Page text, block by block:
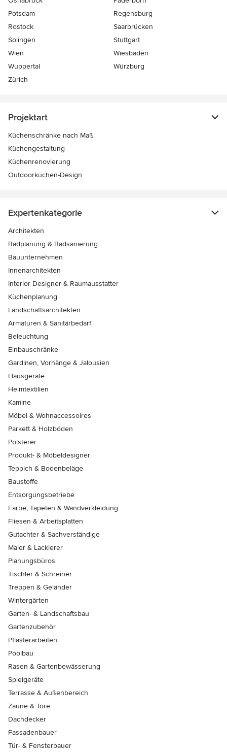
Potsdam
Regensburg
Rostock
Saarbrücken
Solingen
Stuttgart
Wien
Wiesbaden
Wuppertal
Würzburg
Zürich
Projektart
Küchenschränke nach Maß
Küchengestaltung
Küchenrenovierung
Outdoorküchen-Design
Expertenkategorie
Architekten
Badplanung & Badsanierung
Bauunternehmen
Innenarchitekten
Interior Designer & Raumausstatter
Küchenplanung
Landschaftsarchitekten
Armaturen & Sanitärbedarf
Beleuchtung
Einbauschränke
Gardinen, Vorhänge & Jalousien
Hausgeräte
Heimtextilien
Kamine
Möbel & Wohnaccessoires
Parkett & Holzböden
Polsterer
Produkt- & Möbeldesigner
Teppich & Bodenbeläge
Baustoffe
Entsorgungsbetriebe
Farbe, Tapeten & Wandverkleidung
Fliesen & Arbeitsplatten
Gutachter & Sachverständige
Maler & Lackierer
Planungsbüros
Tischler & Schreiner
Treppen & Geländer
Wintergärten
Garten- & Landschaftsbau
Gartenzubehör
Pflasterarbeiten
Poolbau
Rasen & Gartenbewässerung
Spielgeräte
Terrasse & Außenbereich
Zäune & Tore
Dachdecker
Fassadenbauer
Tür- & Fensterbauer